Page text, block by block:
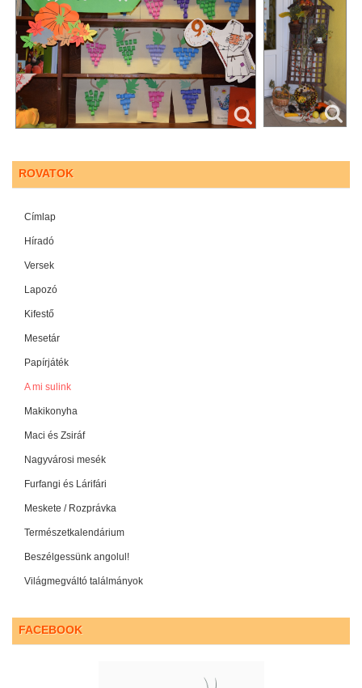
ROVATOK
Címlap
Híradó
Versek
Lapozó
Kifestő
Mesetár
Papírjáték
A mi sulink
Makikonyha
Maci és Zsiráf
Nagyvárosi mesék
Furfangi és Lárifári
Meskete / Rozprávka
Természetkalendárium
Beszélgessünk angolul!
Világmegváltó találmányok
FACEBOOK